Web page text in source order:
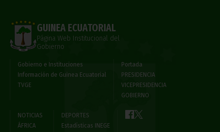
GUINEA ECUATORIAL
Página Web Institucional del
Gobierno
Gobierno e Instituciones
Información de Guinea Ecuatorial
TVGE
Portada
PRESIDENCIA
VICEPRESIDENCIA
GOBIERNO
NOTICIAS
ÁFRICA
DEPORTES
Estadísticas INEGE